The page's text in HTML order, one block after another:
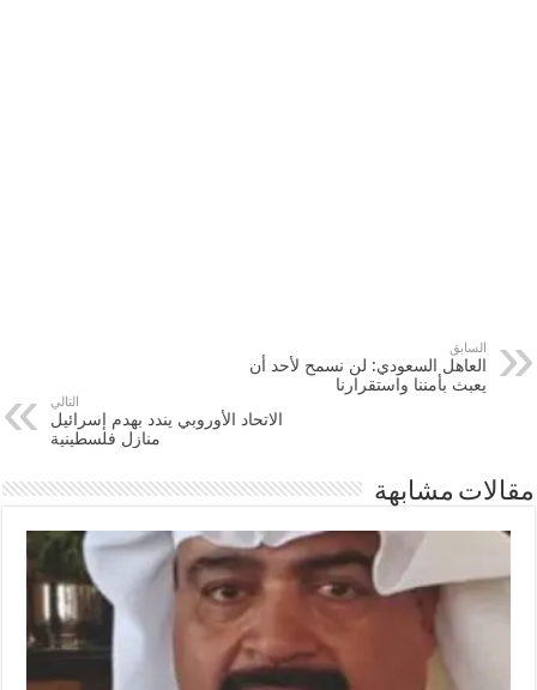
السابق
العاهل السعودي: لن نسمح لأحد أن
يعبث بأمننا واستقرارنا
التالي
الاتحاد الأوروبي يندد بهدم إسرائيل
منازل فلسطينية
مقالات مشابهة